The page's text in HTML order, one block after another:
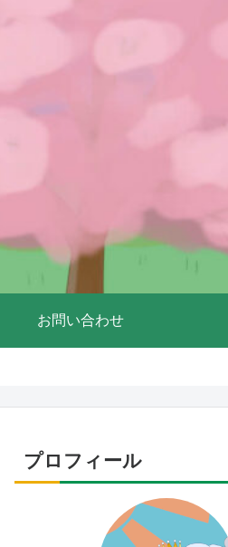
お問い合わせ
プロフィール